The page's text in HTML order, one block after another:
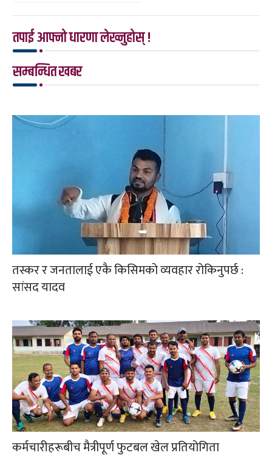
तपाई आफ्नो धारणा लेख्नुहोस् !
सम्बन्धित खबर
तस्कर र जनतालाई एकै किसिमको व्यवहार रोकिनुपर्छ :
सांसद यादव
कर्मचारीहरूबीच मैत्रीपूर्ण फुटबल खेल प्रतियोगिता